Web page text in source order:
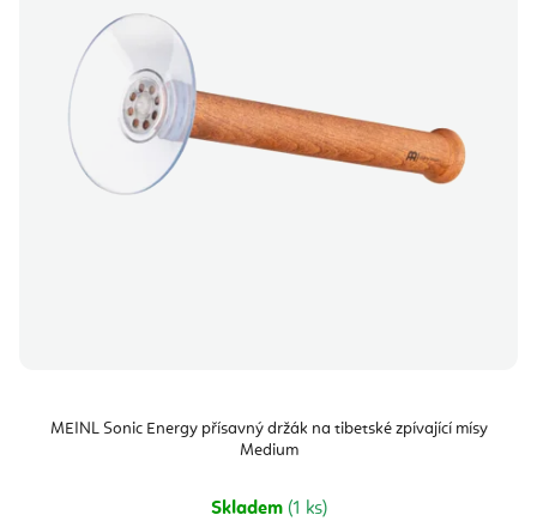
MEINL Sonic Energy přísavný držák na tibetské zpívající mísy
Medium
Skladem (1 ks)